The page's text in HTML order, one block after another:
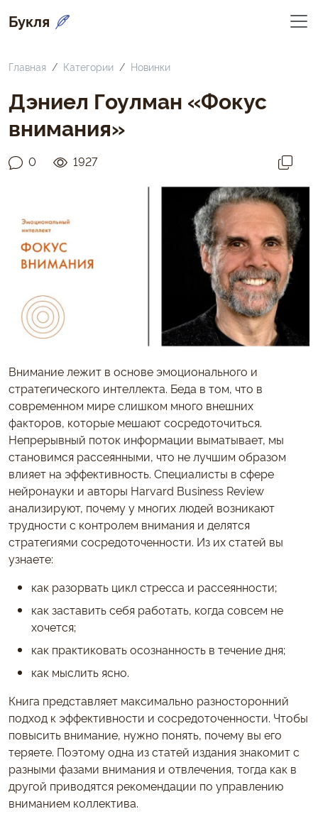
Букля
Главная Категории Новинки
Дэниел Гоулман «Фокус
внимания»
0 1927
Внимание лежит в основе эмоционального и
стратегического интеллекта. Беда в том, что в
современном мире слишком много внешних
факторов, которые мешают сосредоточиться.
Непрерывный поток информации выматывает, мы
становимся рассеянными, что не лучшим образом
влияет на эффективность. Специалисты в сфере
нейронауки и авторы Harvard Business Review
анализируют, почему у многих людей возникают
трудности с контролем внимания и делятся
стратегиями сосредоточенности. Из их статей вы
узнаете:
как разорвать цикл стресса и рассеянности;
как заставить себя работать, когда совсем не
хочется;
как практиковать осознанность в течение дня;
как мыслить ясно.
Книга представляет максимально разносторонний
подход к эффективности и сосредоточенности. Чтобы
повысить внимание, нужно понять, почему вы его
теряете. Поэтому одна из статей издания знакомит с
разными фазами внимания и отвлечения, тогда как в
другой приводятся рекомендации по управлению
вниманием коллектива.